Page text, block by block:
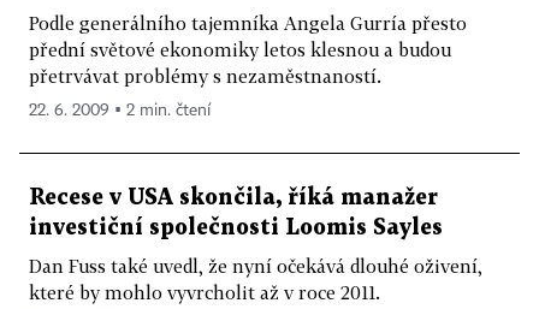
Podle generálního tajemníka Angela Gurría přesto
přední světové ekonomiky letos klesnou a budou
přetrvávat problémy s nezaměstnaností.
22. 6. 2009 ▪ 2 min. čtení
Recese v USA skončila, říká manažer
investiční společnosti Loomis Sayles
Dan Fuss také uvedl, že nyní očekává dlouhé oživení,
které by mohlo vyvrcholit až v roce 2011.